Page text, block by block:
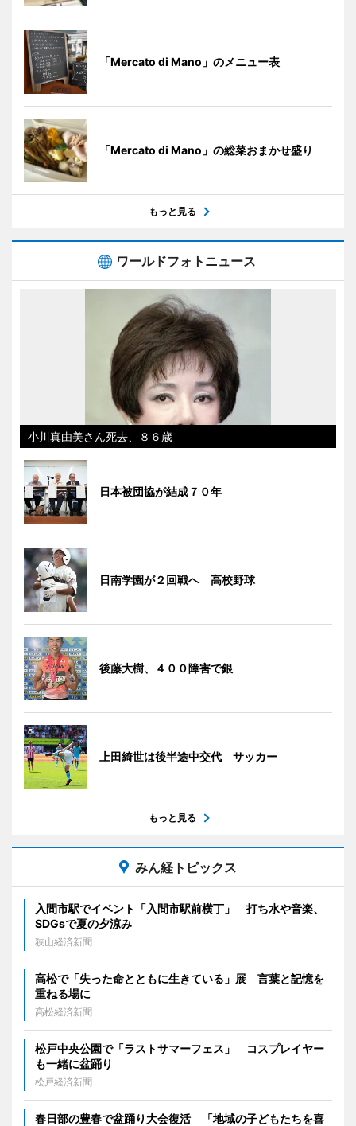
「Mercato di Mano」のメニュー表
「Mercato di Mano」の総菜おまかせ盛り
もっと見る
ワールドフォトニュース
小川真由美さん死去、８６歳
日本被団協が結成７０年
日南学園が２回戦へ 高校野球
後藤大樹、４００障害で銀
上田綺世は後半途中交代 サッカー
もっと見る
みん経トピックス
入間市駅でイベント「入間市駅前横丁」 打ち水や音楽、
SDGsで夏の夕涼み
狭山経済新聞
高松で「失った命とともに生きている」展 言葉と記憶を
重ねる場に
高松経済新聞
松戸中央公園で「ラストサマーフェス」 コスプレイヤー
も一緒に盆踊り
松戸経済新聞
春日部の豊春で盆踊り大会復活 「地域の子どもたちを喜